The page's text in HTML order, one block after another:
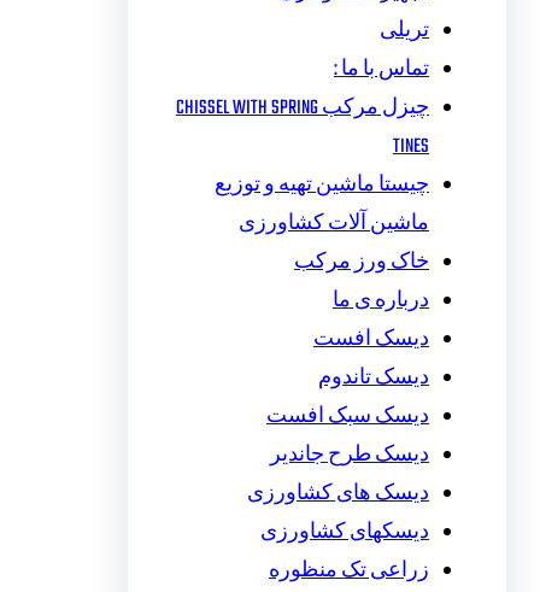
تریلی
تماس با ما :
چیزل مرکب CHISSEL WITH SPRING
TINES
چیستا ماشین تهیه و توزیع
ماشین آلات کشاورزی
خاک ورز مرکب
درباره ی ما
دیسک افست
دیسک تاندوم
دیسک سبک افست
دیسک طرح جاندیر
دیسک های کشاورزی
دیسکهای کشاورزی
زراعی تک منظوره